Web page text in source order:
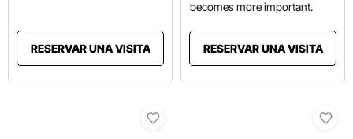
RESERVAR UNA VISITA
becomes more important.
RESERVAR UNA VISITA